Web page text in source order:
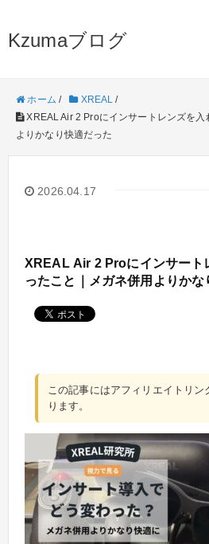
Kzumaブログ
ホーム / XREAL /
XREAL Air 2 Proにインサートレンズを
よりかなり快適だった
2026.04.17
XREAL Air 2 Proにインサート
この記事にはアフィリエイトリン
ります。